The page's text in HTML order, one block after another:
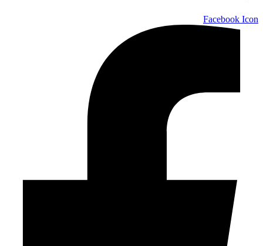
Facebook Icon